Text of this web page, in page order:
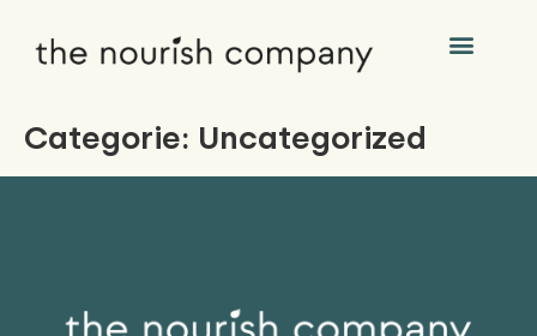
Categorie: Uncategorized